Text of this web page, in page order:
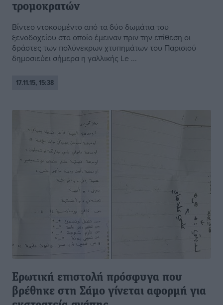
τρομοκρατών
Βίντεο ντοκουμέντο από τα δύο δωμάτια του
ξενοδοχείου στα οποίο έμειναν πριν την επίθεση οι
δράστες των πολύνεκρων χτυπημάτων του Παρισιού
δημοσιεύει σήμερα η γαλλικής Le ...
17.11.15, 15:38
Ερωτική επιστολή πρόσφυγα που
βρέθηκε στη Σάμο γίνεται αφορμή για